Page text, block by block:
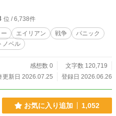
球に現れた最初の事件 だった。 そし
ックはこのウイルスに対抗する新人類
球の命運を握る存在だということを─
位 / 6,738件
エイリアン 戦争
パニック
ノベル
感想数 0
文字数 120,719
更新日 2026.07.25
登録日 2026.06.26
お気に入り追加 1,052